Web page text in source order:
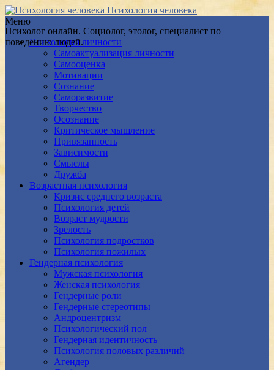
Психология человека
Психолог онлайн. Социолог, этолог, специалист по
поведению людей.
Меню
Психология личности
Самоактуализация личности
Самооценка
Мотивации
Сознание
Саморазвитие
Творчество
Осознание
Критическое мышление
Привязанность
Зависимости
Смыслы
Дружба
Возрастная психология
Кризис среднего возраста
Психология детей
Возраст мудрости
Зрелость
Психология подростков
Психология пожилых
Гендерная психология
Мужская психология
Женская психология
Гендерные роли
Гендерные стереотипы
Андроцентризм
Психологический пол
Гендерная идентичность
Психология половых различий
Агендер